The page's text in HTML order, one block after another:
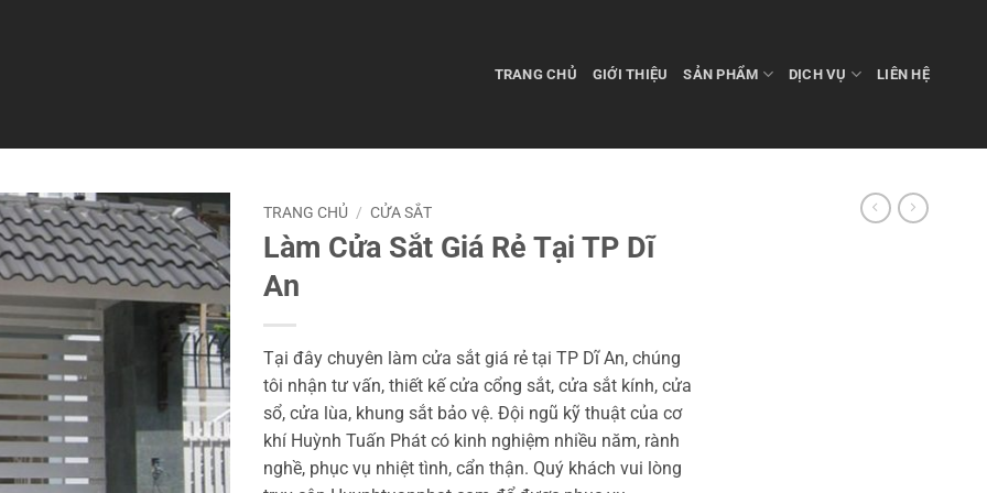
TRANG CHỦ GIỚI THIỆU SẢN PHẨM DỊCH VỤ LIÊN HỆ
TRANG CHỦ / CỬA SẮT
Làm Cửa Sắt Giá Rẻ Tại TP Dĩ
An
Tại đây chuyên làm cửa sắt giá rẻ tại TP Dĩ An, chúng
tôi nhận tư vấn, thiết kế cửa cổng sắt, cửa sắt kính, cửa
sổ, cửa lùa, khung sắt bảo vệ. Đội ngũ kỹ thuật của cơ
khí Huỳnh Tuấn Phát có kinh nghiệm nhiều năm, rành
nghề, phục vụ nhiệt tình, cẩn thận. Quý khách vui lòng